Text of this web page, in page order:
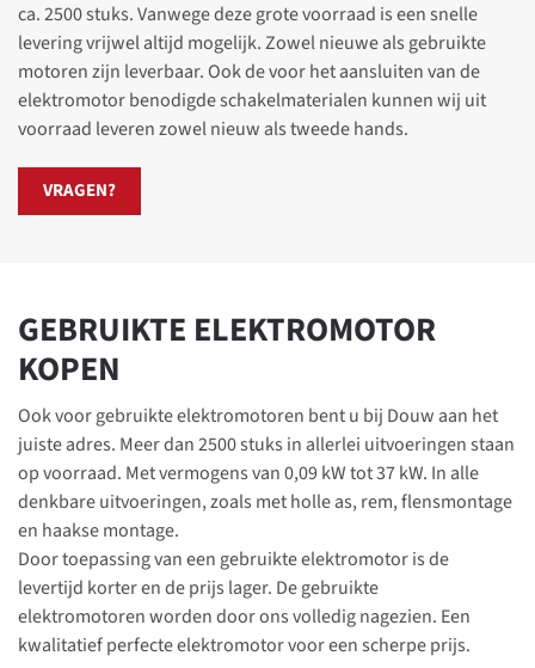
ca. 2500 stuks. Vanwege deze grote voorraad is een snelle
levering vrijwel altijd mogelijk. Zowel nieuwe als gebruikte
motoren zijn leverbaar. Ook de voor het aansluiten van de
elektromotor benodigde schakelmaterialen kunnen wij uit
voorraad leveren zowel nieuw als tweede hands.
VRAGEN?
GEBRUIKTE ELEKTROMOTOR
KOPEN
Ook voor gebruikte elektromotoren bent u bij Douw aan het
juiste adres. Meer dan 2500 stuks in allerlei uitvoeringen staan
op voorraad. Met vermogens van 0,09 kW tot 37 kW. In alle
denkbare uitvoeringen, zoals met holle as, rem, flensmontage
en haakse montage.
Door toepassing van een gebruikte elektromotor is de
levertijd korter en de prijs lager. De gebruikte
elektromotoren worden door ons volledig nagezien. Een
kwalitatief perfecte elektromotor voor een scherpe prijs.